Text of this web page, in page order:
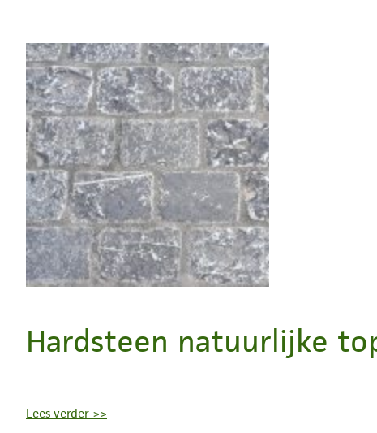
Hardsteen natuurlijke
Lees verder >>